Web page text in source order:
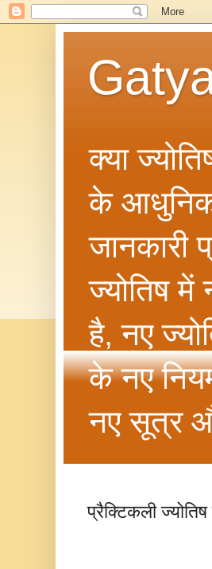
क्या
के आधुनिक
जानकारी
ज्योतिष में
है, नए
के नए
नए सूत्र
प्रैक्टिकली